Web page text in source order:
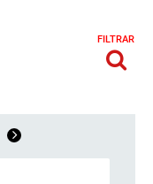
FILTRAR